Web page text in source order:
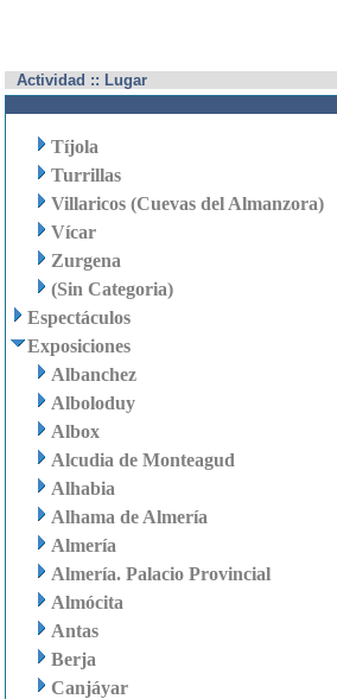
Actividad :: Lugar
Tíjola
Turrillas
Villaricos (Cuevas del Almanzora)
Vícar
Zurgena
(Sin Categoria)
Espectáculos
Exposiciones
Albanchez
Alboloduy
Albox
Alcudia de Monteagud
Alhabia
Alhama de Almería
Almería
Almería. Palacio Provincial
Almócita
Antas
Berja
Canjáyar